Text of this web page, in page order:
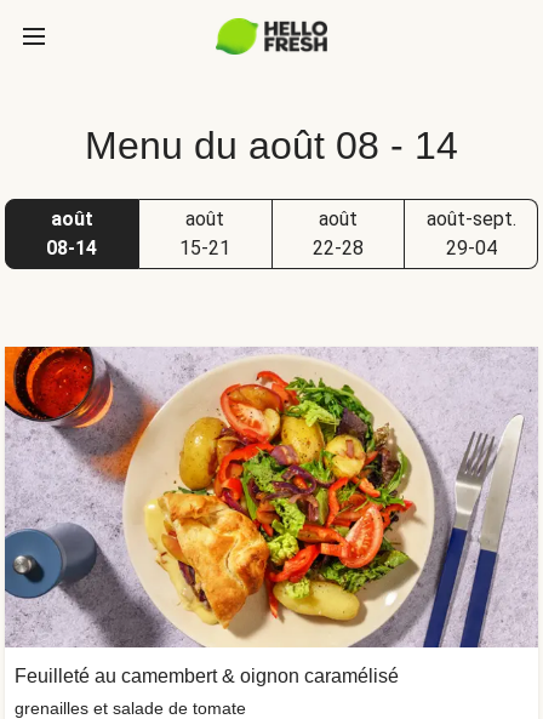
Menu du août 08 - 14
août
08-14
août
15-21
août
22-28
août-sept.
29-04
Feuilleté au camembert & oignon caramélisé
grenailles et salade de tomate